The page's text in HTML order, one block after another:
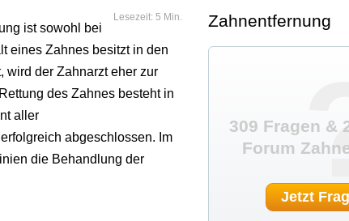
Lesezeit: 5 Min.
ist sowohl bei
eines Zahnes besitzt in den
wird der Zahnarzt eher zur
des Zahnes besteht in
aller
abgeschlossen. Im
die Behandlung der
Zahnentfernung
309 Fragen &
Forum
Jetzt